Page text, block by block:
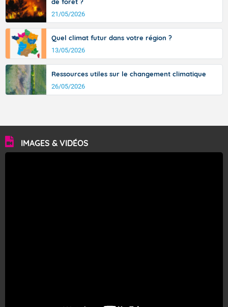
21/05/2026
Quel climat futur dans votre région ?
13/05/2026
Ressources utiles sur le changement climatique
26/05/2026
IMAGES & VIDÉOS